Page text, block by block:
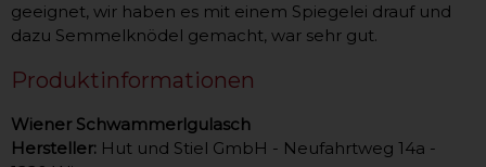
geeignet, wir haben es mit einem Spiegelei drauf und
dazu Semmelknödel gemacht, war sehr gut.
Produktinformationen
Wiener Schwammerlgulasch
Hersteller: Hut und Stiel GmbH - Neufahrtweg 14a -